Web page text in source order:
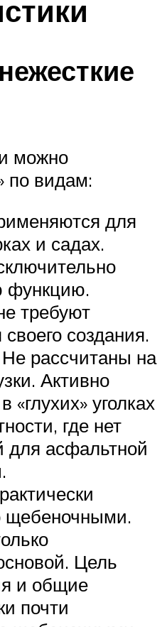
можно
по видам:
для
и садах.
функцию.
требуют
создания.
рассчитаны на
Активно
«глухих» уголках
где нет
для асфальтной
щебеночными.
Цель
и общие
почти